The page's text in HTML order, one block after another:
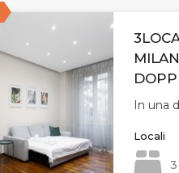
In una
Locali
3